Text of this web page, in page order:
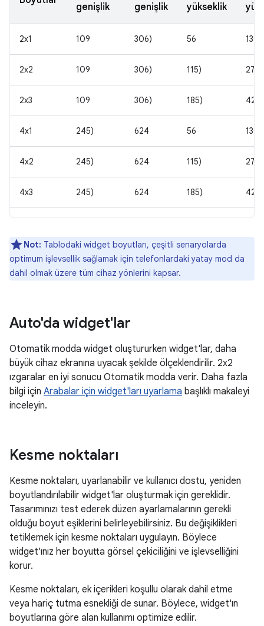
genişlik
genişlik
yükseklik
2x1 109 306) 56 130
2x2 109 306) 115) 276
2x3 109 306) 185) 422
4x1 245) 624 56 130
4x2 245) 624 115) 276
4x3 245) 624 185) 422
Not: Tablodaki widget boyutları, çeşitli senaryolarda
optimum işlevsellik sağlamak için telefonlardaki yatay mod da
dahil olmak üzere tüm cihaz yönlerini kapsar.
Auto'da widget'lar
Otomatik modda widget oluştururken widget'lar, daha
büyük cihaz ekranına uyacak şekilde ölçeklendirilir. 2x2
ızgaralar en iyi sonucu Otomatik modda verir. Daha fazla
bilgi için Arabalar için widget'ları uyarlama başlıklı makaleyi
inceleyin.
Kesme noktaları
Kesme noktaları, uyarlanabilir ve kullanıcı dostu, yeniden
boyutlandırılabilir widget'lar oluşturmak için gereklidir.
Tasarımınızı test ederek düzen ayarlamalarının gerekli
olduğu boyut eşiklerini belirleyebilirsiniz. Bu değişiklikleri
tetiklemek için kesme noktaları uygulayın. Böylece
widget'ınız her boyutta görsel çekiciliğini ve işlevselliğini
korur.
Kesme noktaları, ek içerikleri koşullu olarak dahil etme
veya hariç tutma esnekliği de sunar. Böylece, widget'ın
boyutlarına göre alan kullanımı optimize edilir.